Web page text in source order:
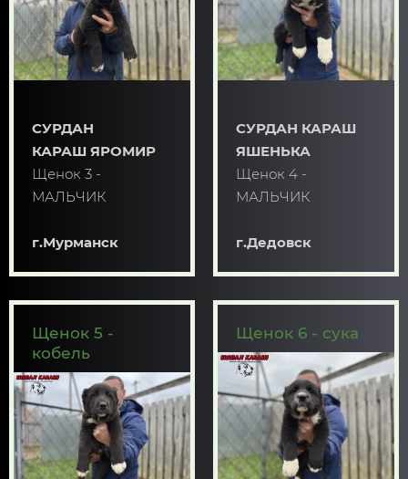
СУРДАН
КАРАШ ЯРОМИР
Щенок 3 -
МАЛЬЧИК
г.Мурманск
СУРДАН КАРАШ
ЯШЕНЬКА
Щенок 4 -
МАЛЬЧИК
г.Дедовск
Щенок 5 -
кобель
Щенок 6 - сука